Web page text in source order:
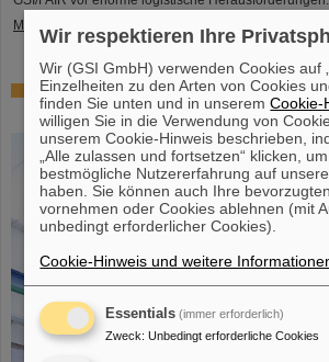
Mehr »
Erfolgreiches Experiment mit FAIR-
Erstmalige Messung des Kerns
Wir respektieren Ihre
Wir (GSI GmbH) verwenden Cookies auf
Einzelheiten zu den Arten von Cookies
finden Sie unten und in unseremCookie-
willigen Sie in die Verwendung von
unserem Cookie-Hinweis beschrieben,
„Alle zulassen und fortsetzen“ klicken,
bestmögliche Nutzererfahrung auf
haben. Sie können auch Ihre
vornehmen oder Cookies ablehnen (mit
unbedingt erforderlicher Cookies).
Cookie-Hinweis und weitere
Essentials (immer erforderlich)
Zweck: Unbedingt erforderliche Cookies